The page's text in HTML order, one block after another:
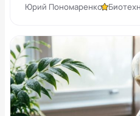
Юрий Пономаренко